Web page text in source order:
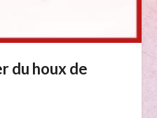
du houx de